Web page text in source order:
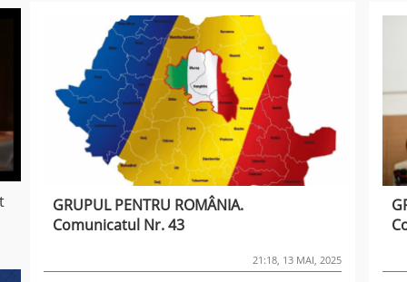
GRUPUL PENTRU ROMÂNIA.
Comunicatul Nr. 43
21:18, 13 MAI, 2025